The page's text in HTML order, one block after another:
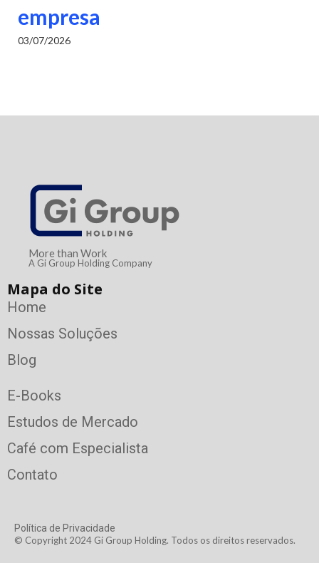
empresa
03/07/2026
More than Work
A Gi Group Holding Company
Mapa do Site
Home
Nossas Soluções
Blog
E-Books
Estudos de Mercado
Café com Especialista
Contato
Política de Privacidade
© Copyright 2024 Gi Group Holding. Todos os direitos reservados.